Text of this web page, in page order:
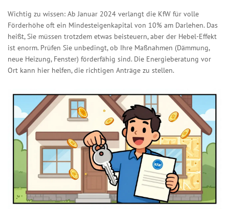
Wichtig zu wissen: Ab Januar 2024 verlangt die KfW für volle
Förderhöhe oft ein Mindesteigenkapital von 10% am Darlehen. Das
heißt, Sie müssen trotzdem etwas beisteuern, aber der Hebel-Effekt
ist enorm. Prüfen Sie unbedingt, ob Ihre Maßnahmen (Dämmung,
neue Heizung, Fenster) förderfähig sind. Die Energieberatung vor
Ort kann hier helfen, die richtigen Anträge zu stellen.